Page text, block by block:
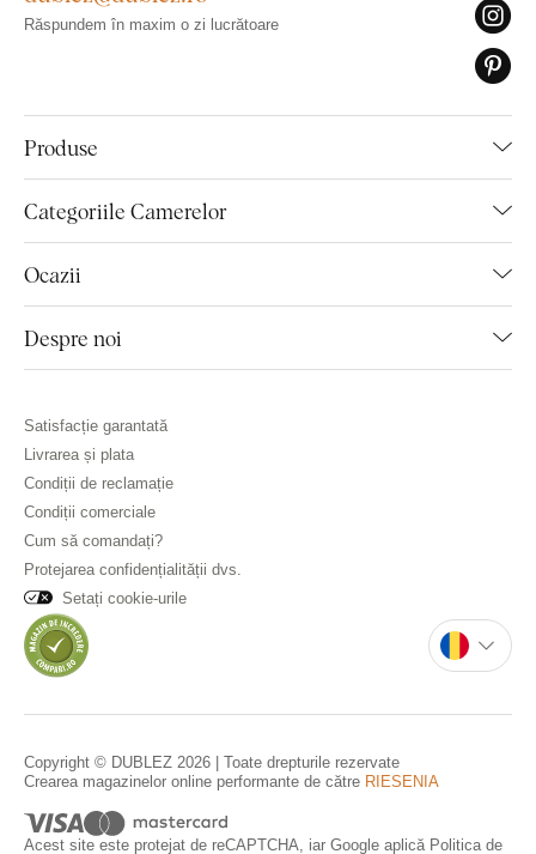
Produse
Categoriile Camerelor
Ocazii
Despre noi
Răspundem în maxim o zi lucrătoare
Satisfacție garantată
Livrarea și plata
Condiții de reclamație
Condiții comerciale
Cum să comandați?
Protejarea confidențialității dvs.
Setați cookie-urile
Copyright © DUBLEZ 2026 | Toate drepturile rezervate
Crearea magazinelor online performante de către RIESENIA
Acest site este protejat de reCAPTCHA, iar Google aplică Politica de